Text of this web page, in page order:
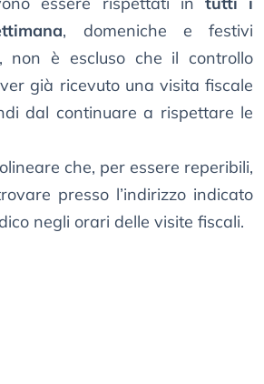
, domeniche e festivi
non è escluso che il controllo
già ricevuto una visita fiscale
dal continuare a rispettare le
che, per essere reperibili,
presso l’indirizzo indicato
negli orari delle visite fiscali.